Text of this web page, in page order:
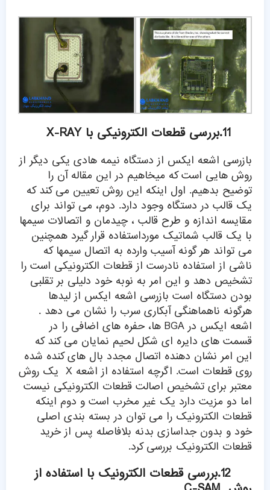
بازرسی اشعه ایکس از دستگاه نیمه هادی یکی دیگر از
روش هایی است که میخاهیم در این مقاله آن را
توضیح بدهیم. اول اینکه این روش تعیین می کند که
یک قالب در دستگاه وجود دارد. دوم، می تواند برای
مقایسه اندازه و طرح قالب ، چیدمان و اتصالات سیمها
با یک قالب شماتیک مورداستفاده قرار گیرد همچنین
می تواند هر گونه آسیب وارده به اتصال سیمها که
ناشی از استفاده نادرست از قطعات الکترونیکی است را
تشخیص دهد و این امر به نوبه خود دلیلی بر تقلبی
بودن دستگاه است بازرسی اشعه ایکس از لیدها
هرگونه ناهماهنگی آبکاری سرب را نشان می دهد .
اشعه ایکس در BGA ها، حفره های اضافی را در
قسمت های دایره ای شکل لحیم نمایان می کند که
این امر نشان دهنده اتصال مجدد بال های کنده شده
روی قطعات است. اگرچه استفاده از اشعه X یک روش
معتبر برای تشخیص اصالت قطعات الکترونیکی نیست
اما دو مزیت دارد یک غیر مخرب است و دوم اینکه
قطعات الکترونیک را می توان در بسته بندی اصلی
خود و بدون جداسازی بدنه بلافاصله پس از خرید
قطعات الکترونیک بررسی کرد.
12.بررسی قطعات الکترونیک با استفاده از